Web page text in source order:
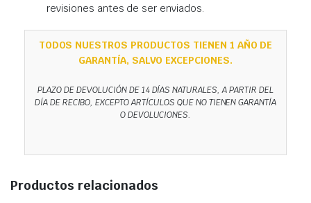
revisiones antes de ser enviados.
TODOS NUESTROS PRODUCTOS TIENEN 1 AÑO DE
GARANTÍA, SALVO EXCEPCIONES.
PLAZO DE DEVOLUCIÓN DE 14 DÍAS NATURALES, A PARTIR DEL
DÍA DE RECIBO, EXCEPTO ARTÍCULOS QUE NO TIENEN GARANTÍA
O DEVOLUCIONES.
Productos relacionados